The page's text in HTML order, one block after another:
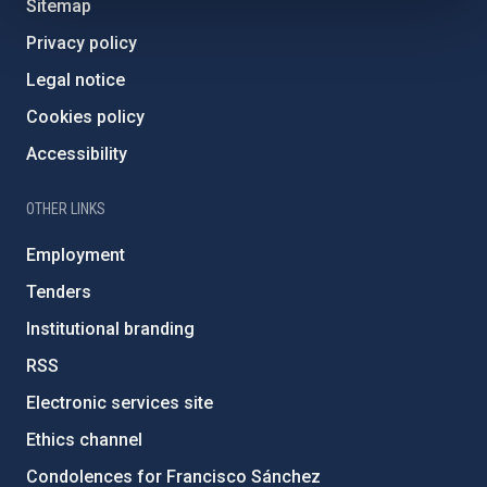
Sitemap
Privacy policy
Legal notice
Cookies policy
Accessibility
OTHER LINKS
Employment
Tenders
Institutional branding
RSS
Electronic services site
Ethics channel
Condolences for Francisco Sánchez